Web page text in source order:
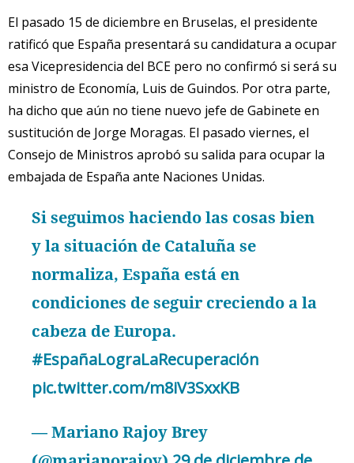
El pasado 15 de diciembre en Bruselas, el presidente
ratificó que España presentará su candidatura a ocupar
esa Vicepresidencia del BCE pero no confirmó si será su
ministro de Economía, Luis de Guindos. Por otra parte,
ha dicho que aún no tiene nuevo jefe de Gabinete en
sustitución de Jorge Moragas. El pasado viernes, el
Consejo de Ministros aprobó su salida para ocupar la
embajada de España ante Naciones Unidas.
Si seguimos haciendo las cosas bien
y la situación de Cataluña se
normaliza, España está en
condiciones de seguir creciendo a la
cabeza de Europa.
#EspañaLograLaRecuperación
pic.twitter.com/m8iV3SxxKB
— Mariano Rajoy Brey